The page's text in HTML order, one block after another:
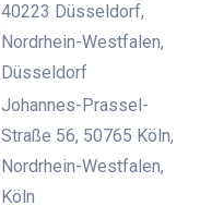
40223 Düsseldorf,
Nordrhein-Westfalen,
Düsseldorf
Johannes-Prassel-
Straße 56, 50765 Köln,
Nordrhein-Westfalen,
Köln